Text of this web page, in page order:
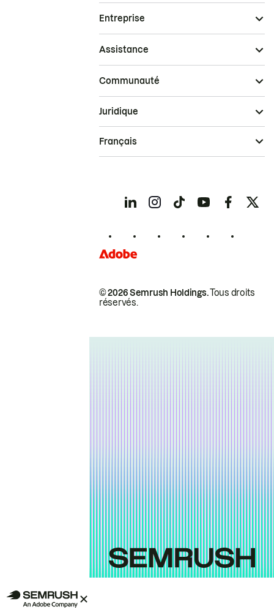
Entreprise
Assistance
Communauté
© 2026 Semrush Holdings.Tous droits
réservés.
Juridique
Français